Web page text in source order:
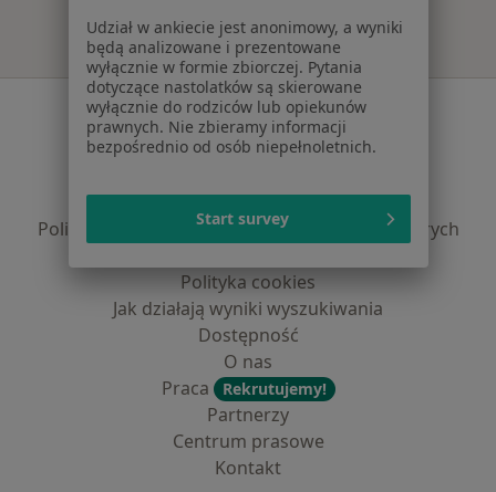
Serwis
Regulamin
Polityka prywatności profesjonalistów
Polityka prywatności dla profesjonalistów, których
Polityka cookies
Jak działają wyniki wyszukiwania
Dostępność
O nas
Praca
Rekrutujemy!
Partnerzy
Centrum prasowe
Kontakt
Udział w ankiecie jest anonimowy, a wyniki
będą analizowane i prezentowane
wyłącznie w formie zbiorczej. Pytania
dotyczące nastolatków są skierowane
wyłącznie do rodziców lub opiekunów
prawnych. Nie zbieramy informacji
bezpośrednio od osób niepełnoletnich.
Start survey